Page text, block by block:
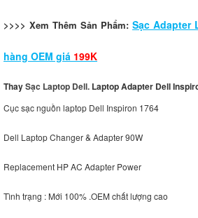
>>>> Xem Thêm Sản Phẩm: Sạc Adapter
hàng OEM giá 199K
ThaySạc Laptop Dell. Laptop Adapter Dell
Cục sạc nguồn laptop Dell Inspiron 1764
Dell Laptop Changer & Adapter 90W
Replacement HP AC Adapter Power
Tình trạng : Mới 100% .OEM chất lượng cao